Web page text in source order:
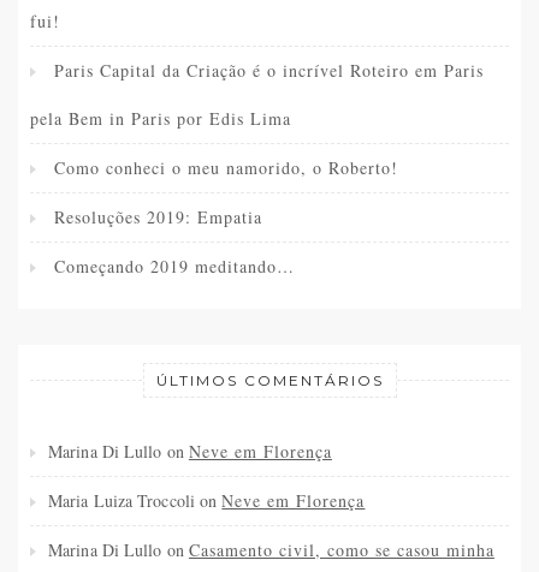
fui!
Paris Capital da Criação é o incrível Roteiro em Paris
pela Bem in Paris por Edis Lima
Como conheci o meu namorido, o Roberto!
Resoluções 2019: Empatia
Começando 2019 meditando…
ÚLTIMOS COMENTÁRIOS
Marina Di Lullo on Neve em Florença
Maria Luiza Troccoli onNeve em Florença
Marina Di Lullo on Casamento civil, como se casou minha